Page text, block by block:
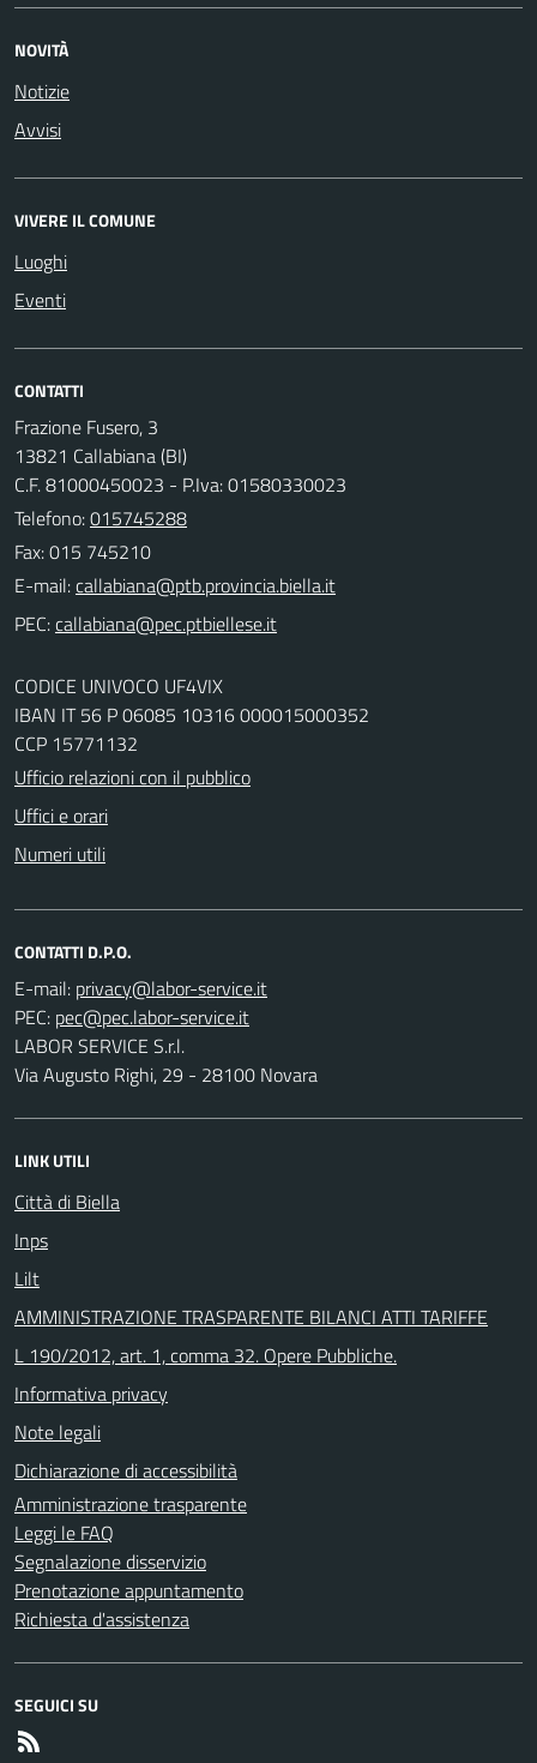
NOVITÀ
Notizie
Avvisi
VIVERE IL COMUNE
Luoghi
Eventi
CONTATTI
Frazione Fusero, 3
13821 Callabiana (BI)
C.F. 81000450023 - P.Iva: 01580330023
Telefono:015745288
Fax: 015 745210
E-mail:
PEC:
CODICE UNIVOCO UF4VIX
IBAN IT 56 P 06085 10316 000015000352
CCP 15771132
Ufficio relazioni con il pubblico
Uffici e orari
Numeri utili
CONTATTI D.P.O.
E-mail:
PEC:
LABOR SERVICE S.r.l.
Via Augusto Righi, 29 - 28100 Novara
LINK UTILI
Città di Biella
Inps
Lilt
AMMINISTRAZIONE TRASPARENTE BILANCI ATTI TARIFFE
L 190/2012, art. 1, comma 32. Opere Pubbliche.
Informativa privacy
Note legali
Dichiarazione di accessibilità
Amministrazione trasparente
Leggi le FAQ
Segnalazione disservizio
Prenotazione appuntamento
Richiesta d'assistenza
SEGUICI SU